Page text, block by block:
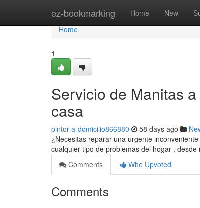
ez-bookmarking Home New
Home
Home
1
Servicio de Manitas
casa
pintor-a-domicilio866880 58 days ago
¿Necesitas reparar una urgente
cualquier tipo de problemas del hogar ,
Comments
Who Upvoted
Comments